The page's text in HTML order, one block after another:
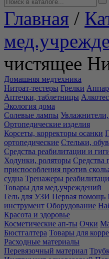
Главная /
чистящее
Домашняя медтехника
Нитрат-тестеры Грелки
Аптечки, таблетницы
Экология дома
Солевые лампы
Ортопедические изделия
Корсеты, корректоры осанки
ортопедические Стельки,
Средства реабилитации и
Ходунки, роляторы Средства
приспособления против
судна Тренажеры
Товары для мед.учреждений
Гель для УЗИ Первая помощь
инструмент Оборудование
Красота и здоровье
Косметические ап-ты Очки
Бюстгалтера Товары для
Расходные материалы
Перевязочный материал